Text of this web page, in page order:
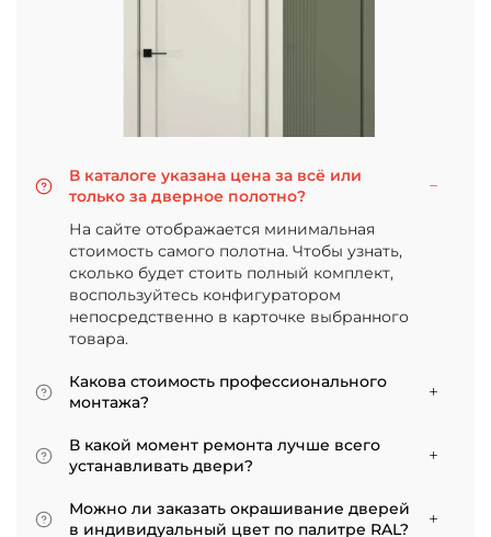
В каталоге указана цена за всё или
только за дверное полотно?
На сайте отображается минимальная
стоимость самого полотна. Чтобы узнать,
сколько будет стоить полный комплект,
воспользуйтесь конфигуратором
непосредственно в карточке выбранного
товара.
Какова стоимость профессионального
монтажа?
Итоговая сумма зависит от типа отделки
двери и габаритов проема. Минимальная
цена за установку стандартной двери с
покрытием «экошпон» начинается от 5000
рублей.
В какой момент ремонта лучше всего
устанавливать двери?
Мы советуем приступать к монтажу после
того, как уложено напольное покрытие. В
Можно ли заказать окрашивание дверей
в индивидуальный цвет по палитре RAL?